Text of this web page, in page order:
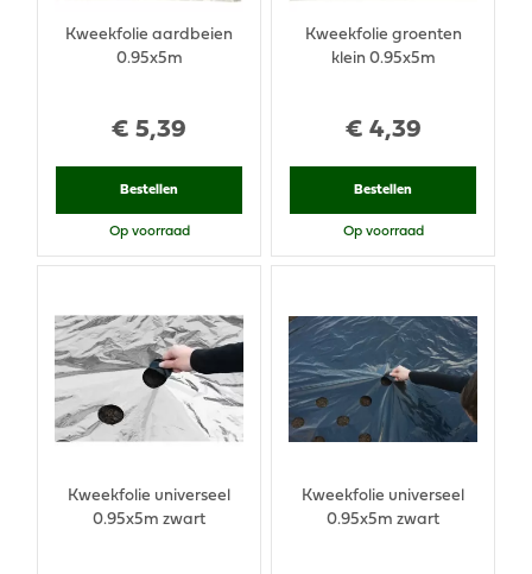
€ 5,39
Kweekfolie aardbeien
0.95x5m
Bestellen
Op voorraad
€ 4,39
Kweekfolie groenten
klein 0.95x5m
Bestellen
Op voorraad
Kweekfolie universeel
0.95x5m zwart
Kweekfolie universeel
0.95x5m zwart